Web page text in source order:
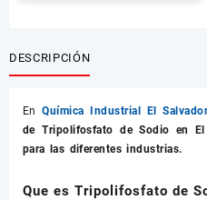
DESCRIPCIÓN
EnQuímica Industrial El Salvador
deTripolifosfato de Sodio en
para las diferentes industrias.
Que es Tripolifosfato de